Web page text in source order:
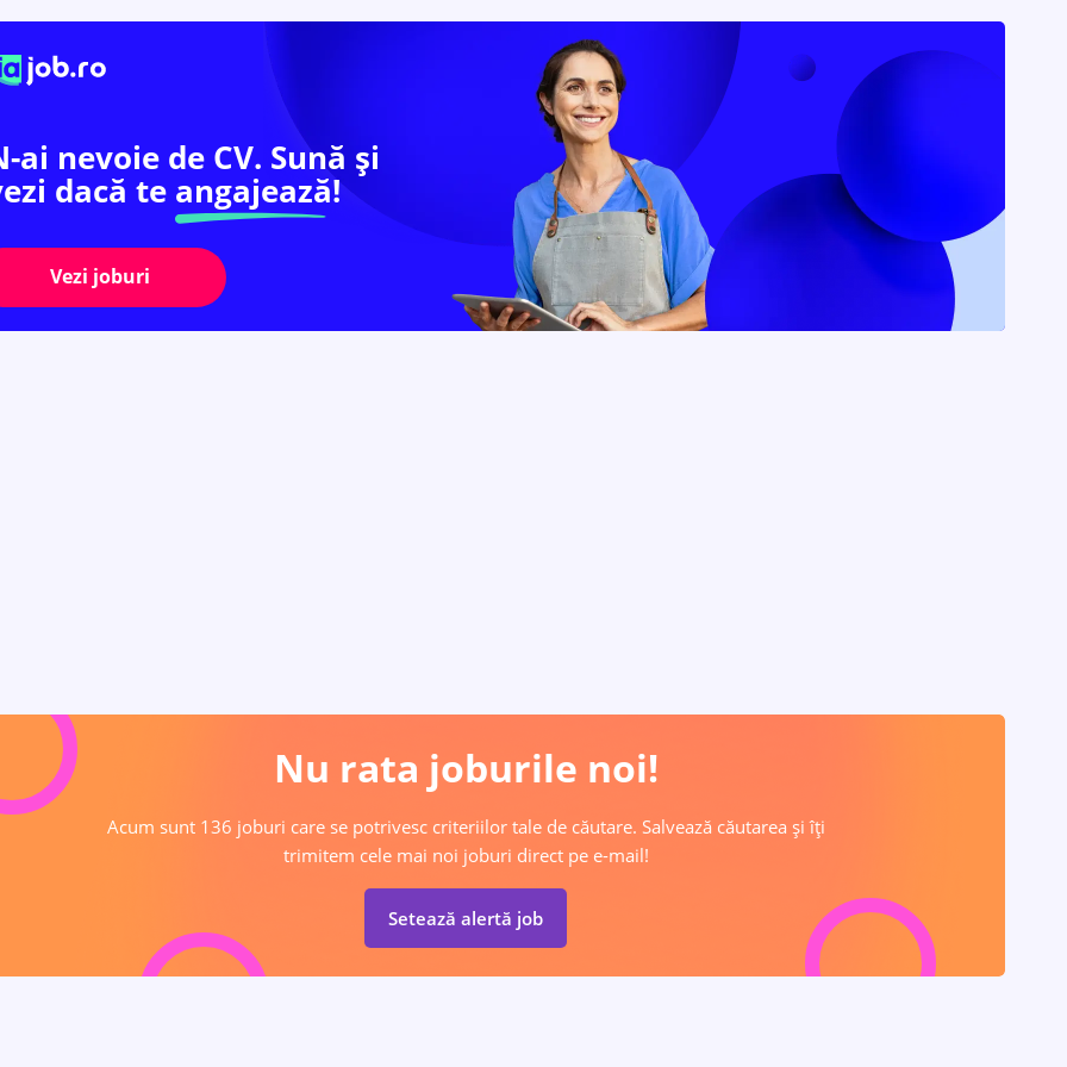
ai nevoie de CV. Sună și
dacă te angajează!
Vezi joburi
Nu rata joburile noi!
Acum sunt 136 joburi care se potrivesc criteriilor tale de căutare. Salvează căutarea și îți
trimitem cele mai noi joburi direct pe e-mail!
Setează alertă job